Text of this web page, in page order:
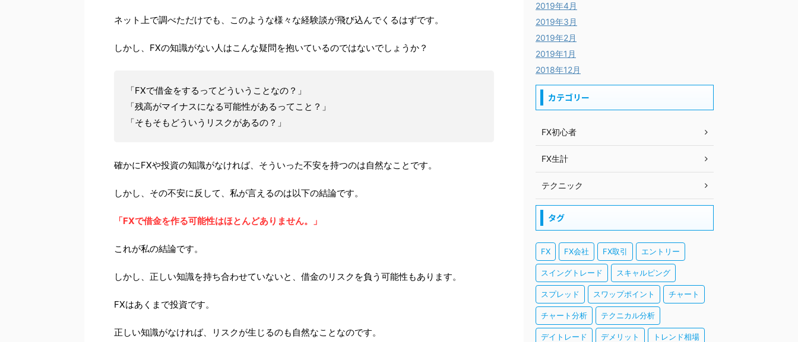
ネット上で調べただけでも、このような様々な経験談が飛び込んでくるはずです。
しかし、FXの知識がない人はこんな疑問を抱いているのではないでしょうか？
「FXで借金をするってどういうことなの？」
「残高がマイナスになる可能性があるってこと？」
「そもそもどういうリスクがあるの？」
確かにFXや投資の知識がなければ、そういった不安を持つのは自然なことです。
しかし、その不安に反して、私が言えるのは以下の結論です。
「FXで借金を作る可能性はほとんどありません。」
これが私の結論です。
しかし、正しい知識を持ち合わせていないと、借金のリスクを負う可能性もあります。
FXはあくまで投資です。
正しい知識がなければ、リスクが生じるのも自然なことなのです。
2019年4月
2019年3月
2019年2月
2019年1月
2018年12月
カテゴリー
FX初心者
FX生計
テクニック
タグ
FX FX会社 FX取引 エントリー
スイングトレード スキャルピング
スプレッド スワップポイント チャート
チャート分析 テクニカル分析
デイトレード デメリット トレンド相場